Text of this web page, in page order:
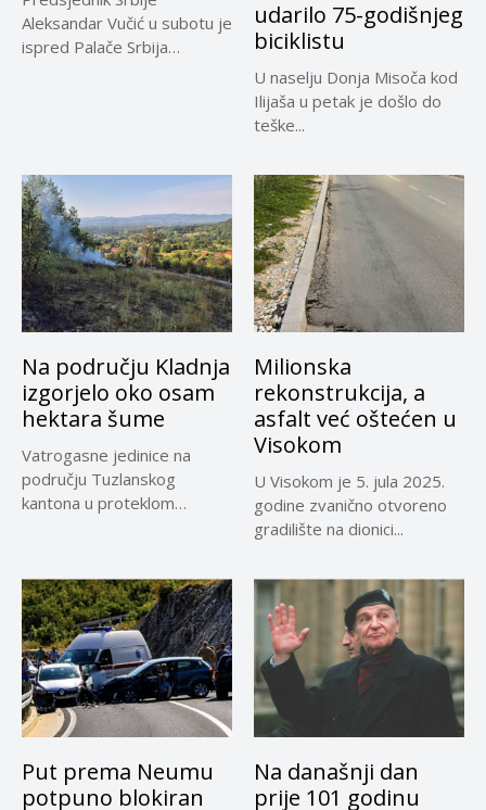
Aleksandar Vučić u subotu je
ispred Palače Srbija
udarilo 75-godišnjeg
biciklistu
U naselju Donja Misoča kod
Ilijaša u petak je došlo do
teške...
Na području Kladnja
izgorjelo oko osam
hektara šume
Vatrogasne jedinice na
području Tuzlanskog
kantona u proteklom
Milionska
rekonstrukcija, a
asfalt već oštećen u
Visokom
U Visokom je 5. jula 2025.
godine zvanično otvoreno
gradilište na dionici...
Put prema Neumu
potpuno blokiran
Na današnji dan
prije 101 godinu